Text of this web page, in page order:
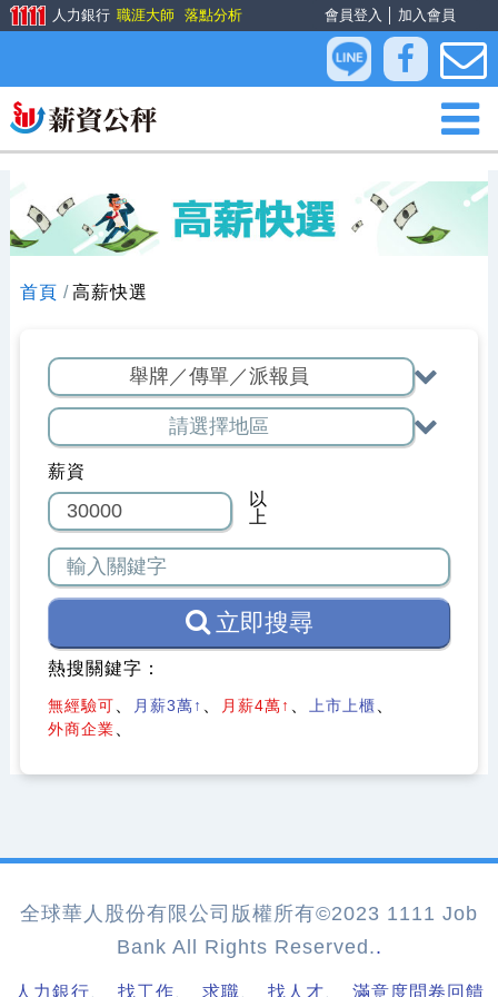
會員登入 加入會員
人力銀行 職涯大師 落點分析
首頁 高薪快選
薪資
以
上
立即搜尋
熱搜關鍵字：
無經驗可 月薪3萬↑ 月薪4萬↑
上市上櫃
外商企業
全球華人股份有限公司版權所有©2023 1111 Job
Bank All Rights Reserved..
人力銀行、 找工作、 求職、 找人才、 滿意度問卷回饋